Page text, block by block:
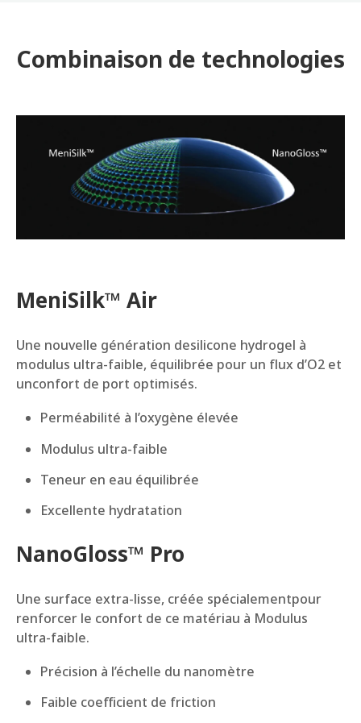
Combinaison de technologies
MeniSilk™ Air
Une nouvelle génération desilicone hydrogel à
modulus ultra-faible, équilibrée pour un flux d’O2 et
unconfort de port optimisés.
Perméabilité à l’oxygène élevée
Modulus ultra-faible
Teneur en eau équilibrée
Excellente hydratation
NanoGloss™ Pro
Une surface extra-lisse, créée spécialementpour
renforcer le confort de ce matériau à Modulus
ultra-faible.
Précision à l’échelle du nanomètre
Faible coefficient de friction